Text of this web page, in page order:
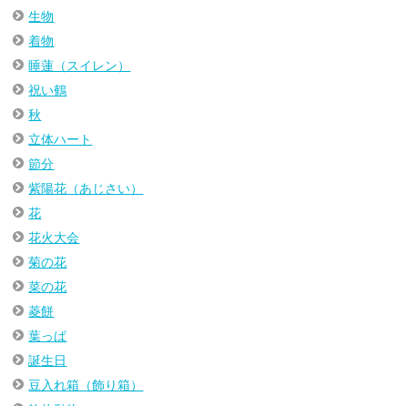
生物
着物
睡蓮（スイレン）
祝い鶴
秋
立体ハート
節分
紫陽花（あじさい）
花
花火大会
菊の花
菜の花
菱餅
葉っぱ
誕生日
豆入れ箱（飾り箱）